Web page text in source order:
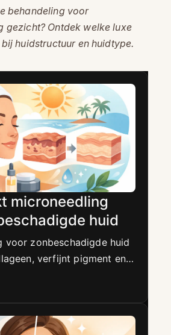
behandeling voor
gezicht? Ontdek welke luxe
huidstructuur en huidtype.
microneedling
huid
voor zonbeschadigde huid
verfijnt pigment en
uw huid past.